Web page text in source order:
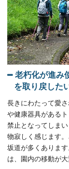
老朽化が進み
を取り戻したい
長きにわたって愛
や健康器具がある
禁止となってしま
物寂しく感じます
坂道が多くありま
は、園内の移動が